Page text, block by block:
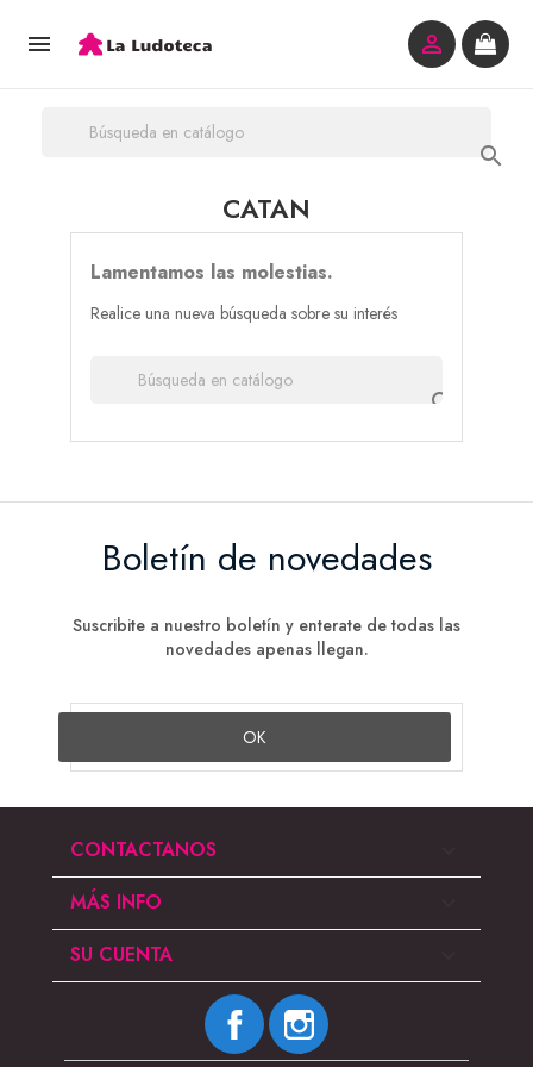
 

CATAN
Lamentamos las molestias.
Realice una nueva búsqueda sobre su interés

Boletín de novedades
Suscribite a nuestro boletín y enterate de todas las
novedades apenas llegan.
CONTACTANOS
MÁS INFO
SU CUENTA
Facebook